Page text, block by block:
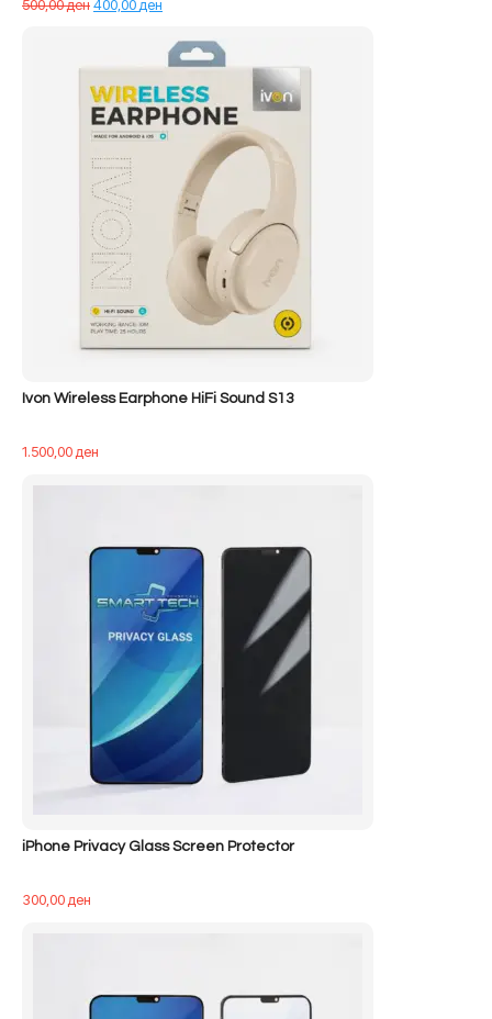
500,00ден400,00ден
tanishëm
është:
Ivon Wireless Earphone HiFi Sound S13
1.500,00ден
iPhone Privacy Glass Screen Protector
300,00ден